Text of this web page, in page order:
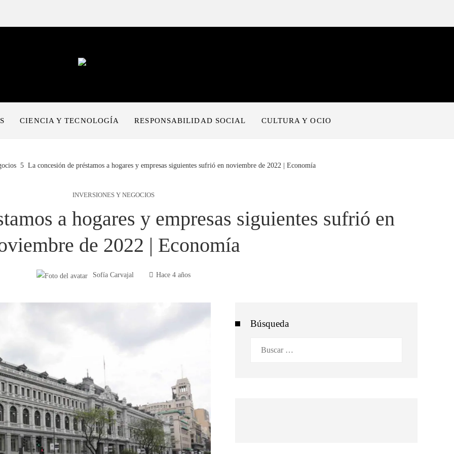
CIENCIA Y TECNOLOGÍA RESPONSABILIDAD SOCIAL CULTURA Y OCIO
La concesión de préstamos a hogares y empresas siguientes sufrió en noviembre de 2022 | Economía
INVERSIONES Y NEGOCIOS
a hogares y empresas siguientes sufrió en
de 2022 | Economía
Sofía Carvajal Hace 4 años
Búsqueda